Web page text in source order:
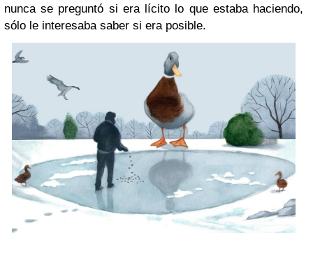
nunca se preguntó si era lícito lo que estaba haciendo,
sólo le interesaba saber si era posible.